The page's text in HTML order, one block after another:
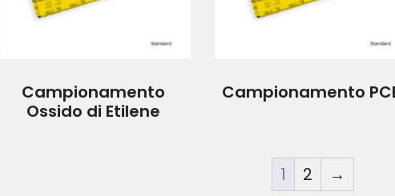
Campionamento
Ossido di Etilene
Campionamento
1 2 →